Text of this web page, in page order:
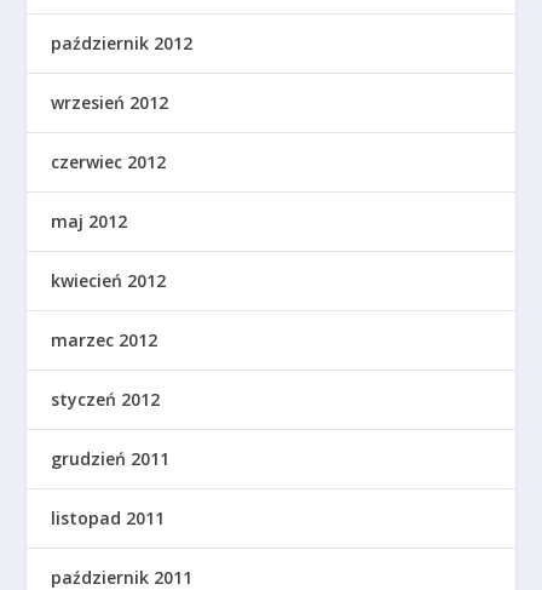
październik 2012
wrzesień 2012
czerwiec 2012
maj 2012
kwiecień 2012
marzec 2012
styczeń 2012
grudzień 2011
listopad 2011
październik 2011